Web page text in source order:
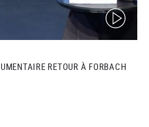
(video)
RETOUR À FORBACH